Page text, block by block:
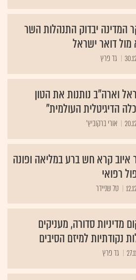
המדינה יבדוק התנהלות השר
דואר ישראל
גד פרץ
וארה"ב נותנות את הטון
הדיגיטלית העולמית"
אורי ברקוביץ'
קרא חש ברע במליאה ופונה
רפואי
טל שניידר
מדיניות סדורה, מעניקים
נקודתיות למיזם הסיבים
גד פרץ